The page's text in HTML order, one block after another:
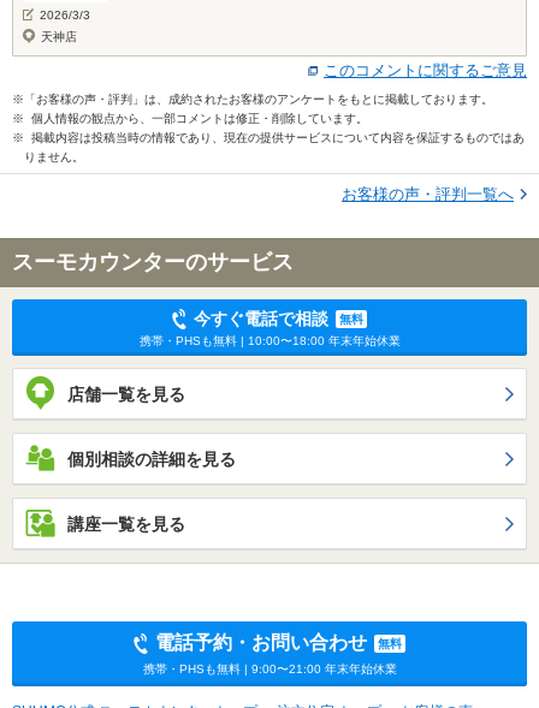
2026/3/3
天神店
このコメントに関するご意見
※「お客様の声・評判」は、成約されたお客様のアンケートをもとに掲載しております。
※ 個人情報の観点から、一部コメントは修正・削除しています。
※ 掲載内容は投稿当時の情報であり、現在の提供サービスについて内容を保証するものではあ
りません。
お客様の声・評判一覧へ
スーモカウンターのサービス
今すぐ電話で相談
無料
携帯・PHSも無料 | 10:00〜18:00 年末年始休業
店舗一覧を見る
個別相談の詳細を見る
講座一覧を見る
電話予約・お問い合わせ
無料
携帯・PHSも無料 | 9:00〜21:00 年末年始休業